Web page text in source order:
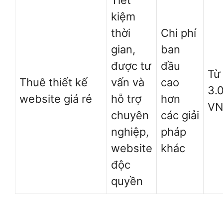
Thuê thiết kế
website giá rẻ
kiệm
thời
gian,
được tư
vấn và
hỗ trợ
chuyên
nghiệp,
website
độc
quyền
Chi phí
ban
đầu
cao
hơn
các giải
pháp
khác
Từ